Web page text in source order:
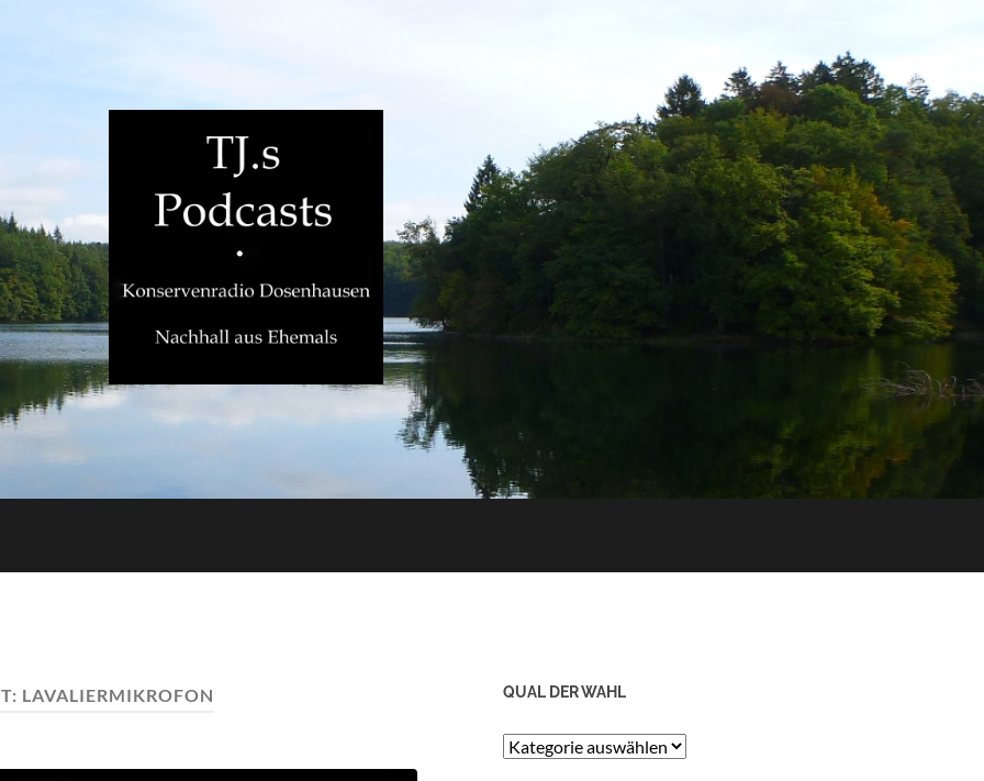
LAVALIERMIKROFON QUAL DER WAHL
Qual